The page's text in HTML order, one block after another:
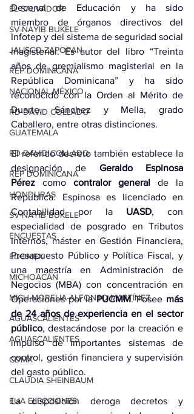
EL SALVADOR
SV-NAYIB BUKELE
JALISCO-ZAPOPAN
REP DOMINICANA
NACIONAL MÉXICO
RD-DAVID COLLADO
GUATEMALA
RD-DAVID COLLADO
REP DOMINICANA
HONDURAS
SV-NAYIB BUKELE
ENCUESTAS
EDOMEX
MICHOACÁN
MICH-MORELIA-ALFONSO MARTÍNEZ
AGUASCALIENTES
AGUASCALIENTES
CDMX
CLAUDIA SHEINBAUM
EUA ELECCIONES
Decenal de Educación y ha sido
miembro de órganos directivos del
Infotep y del sistema de seguridad social
magisterial. Es autor del libro “Treinta
años de gremialismo magisterial en la
República Dominicana” y ha sido
reconocido con la Orden al Mérito de
Duarte, Sánchez y Mella, grado
Caballero, entre otras distinciones.
El referido decreto también establece la
designación de Geraldo Espinosa
Pérez como contralor general de la
República. Espinosa es licenciado en
Contabilidad por la UASD, con
especialidad de posgrado en Tributos
Internos, máster en Gestión Financiera,
Presupuesto Público y Política Fiscal, y
una maestría en Administración de
Negocios (MBA) con concentración en
Operaciones por la PUCMM. Posee más
de 24 años de experiencia en el sector
público, destacándose por la creación e
impulso de importantes sistemas de
control, gestión financiera y supervisión
del gasto público.
La disposición deroga decretos y